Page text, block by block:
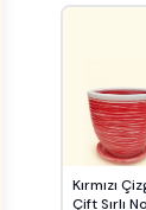
Kırmızı
Çift Sırlı